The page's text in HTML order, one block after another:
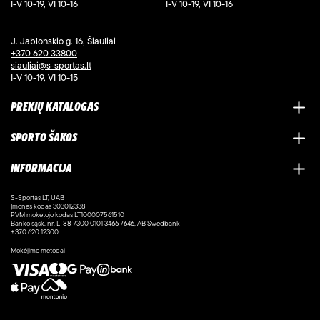
I-V 10-19, VI 10-16
I-V 10-19, VI 10-16
J. Jablonskio g. 16, Šiauliai
+370 620 33800
siauliai@s-sportas.lt
I-V 10-19, VI 10-15
PREKIŲ KATALOGAS
SPORTO ŠAKOS
INFORMACIJA
S-Sportas LT, UAB
Įmonės kodas 303012338
PVM mokėtojo kodas LT100007561510
Banko sąsk. nr. LT88 7300 0101 3466 7646, AB Swedbank
+370 620 12300
Mokėjimo metodai